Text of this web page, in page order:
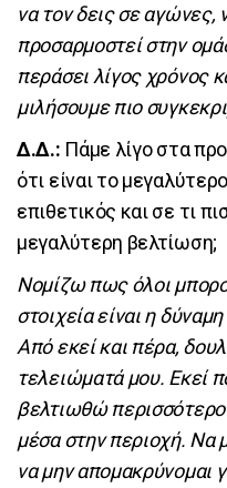
να τον δεις σε αγώνες,
προσαρμοστεί στην
περάσει λίγος χρόνος
μιλήσουμε πιο
Δ.Δ.: Πάμε λίγο στα
ότι είναι το
επιθετικός και σε τι
μεγαλύτερη βελτίωση;
Νομίζω πως όλοι
στοιχεία είναι η
Από εκεί και πέρα,
τελειώματά μου. Εκεί
βελτιωθώ περισσότερο
μέσα στην περιοχή. Να
να μην απομακρύνομαι